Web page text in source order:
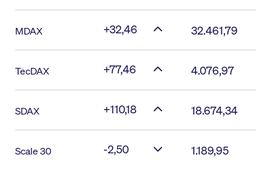
MDAX +32,46 32.461,79
TecDAX +77,46 4.076,97
SDAX +110,18 18.674,34
Scale 30 -2,50 1.189,95